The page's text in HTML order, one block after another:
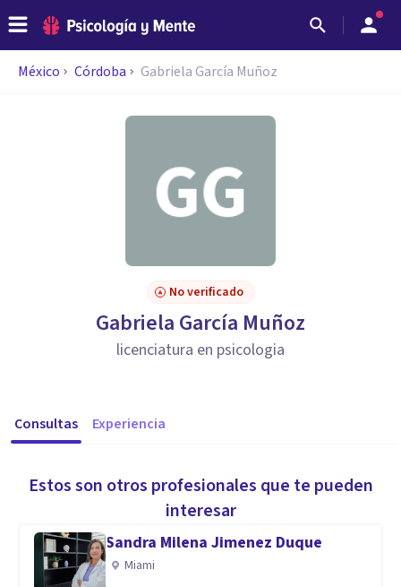
México Córdoba Gabriela García Muñoz
No verificado
Gabriela García Muñoz
licenciatura en psicologia
Consultas Experiencia
Estos son otros profesionales que te pueden
interesar
Sandra Milena Jimenez Duque
Miami